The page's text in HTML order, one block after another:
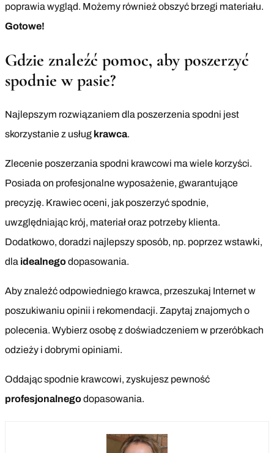
poprawia wygląd. Możemy również obszyć brzegi materiału.
Gotowe!
Gdzie znaleźć pomoc, aby poszerzyć
spodnie w pasie?
Najlepszym rozwiązaniem dla poszerzenia spodni jest
skorzystanie z usług krawca.
Zlecenie poszerzania spodni krawcowi ma wiele korzyści.
Posiada on profesjonalne wyposażenie, gwarantujące
precyzję. Krawiec oceni, jak poszerzyć spodnie,
uwzględniając krój, materiał oraz potrzeby klienta.
Dodatkowo, doradzi najlepszy sposób, np. poprzez wstawki,
dla idealnegodopasowania.
Aby znaleźć odpowiedniego krawca, przeszukaj Internet w
poszukiwaniu opinii i rekomendacji. Zapytaj znajomych o
polecenia. Wybierz osobę z doświadczeniem w przeróbkach
odzieży i dobrymi opiniami.
Oddając spodnie krawcowi, zyskujesz pewność
profesjonalnegodopasowania.